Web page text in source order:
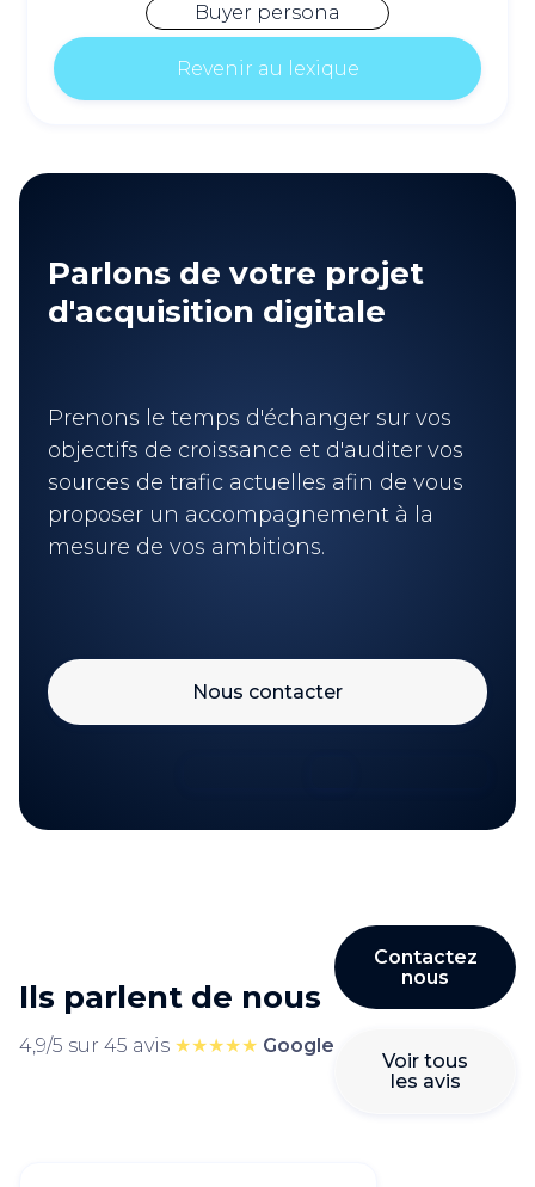
Buyer persona
Revenir au lexique
Parlons de votre projet
d'acquisition digitale
Prenons le temps d'échanger sur vos
objectifs de croissance et d'auditer vos
sources de trafic actuelles afin de vous
proposer un accompagnement à la
mesure de vos ambitions.
Nous contacter
Ils parlent de nous
4,9/5 sur 45 avis ★★★★★ Google
Contactez
nous
Voir tous
les avis